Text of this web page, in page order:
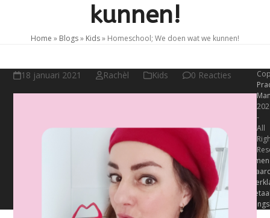
kunnen!
Home » Blogs» Kids» Homeschool; We doen wat we kunnen!
18 januari 2021 Rachèl Kids 0 Reacties
-
All